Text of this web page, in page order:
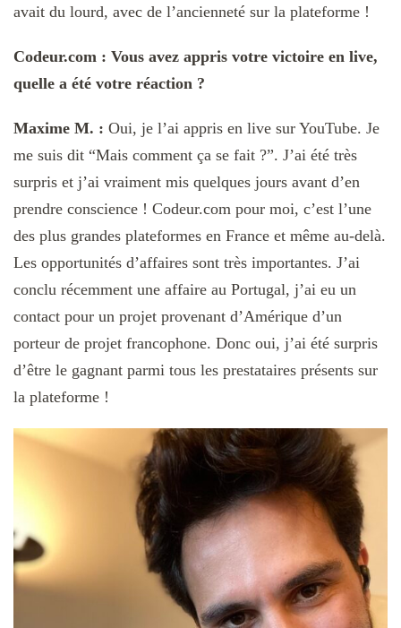
avait du lourd, avec de l’ancienneté sur la plateforme !
Codeur.com : Vous avez appris votre victoire en live,
quelle a été votre réaction ?
Maxime M. : Oui, je l’ai appris en live sur YouTube. Je
me suis dit “Mais comment ça se fait ?”. J’ai été très
surpris et j’ai vraiment mis quelques jours avant d’en
prendre conscience ! Codeur.com pour moi, c’est l’une
des plus grandes plateformes en France et même au-delà.
Les opportunités d’affaires sont très importantes. J’ai
conclu récemment une affaire au Portugal, j’ai eu un
contact pour un projet provenant d’Amérique d’un
porteur de projet francophone. Donc oui, j’ai été surpris
d’être le gagnant parmi tous les prestataires présents sur
la plateforme !